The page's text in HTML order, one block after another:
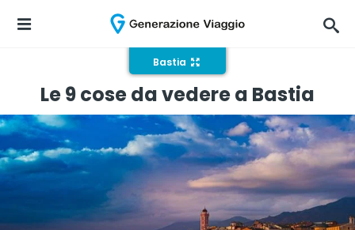
Bastia
Le 9 cose da vedere a Bastia